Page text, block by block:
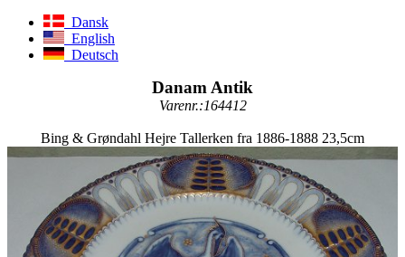
Dansk
English
Deutsch
Danam Antik
Varenr.:164412
Bing & Grøndahl Hejre Tallerken fra 1886-1888 23,5cm